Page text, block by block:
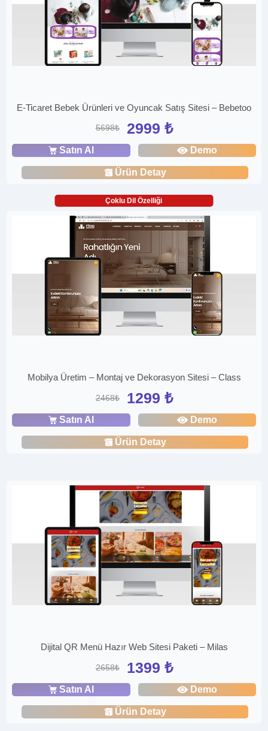
E-Ticaret Bebek Ürünleri ve Oyuncak Satış Sitesi – Bebetoo
5698₺ 2999 ₺
Satın Al Demo
Ürün Detay
Çoklu Dil Özelliği
Mobilya Üretim – Montaj ve Dekorasyon Sitesi – Class
2468₺ 1299 ₺
Satın Al Demo
Ürün Detay
Dijital QR Menü Hazır Web Sitesi Paketi – Milas
2658₺ 1399 ₺
Satın Al Demo
Ürün Detay